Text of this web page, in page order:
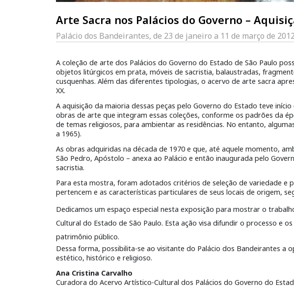
Arte Sacra nos Palácios do Governo –
Palácio dos Bandeirantes, de 23 de janeiro a 11 de março de
A coleção de arte dos Palácios do Governo do Estado de São Paulo
objetos litúrgicos em prata, móveis de sacristia, balaustradas,
cusquenhas. Além das diferentes tipologias, o acervo de arte sacra
XX.
A aquisição da maioria dessas peças pelo Governo do Estado teve
obras de arte que integram essas coleções, conforme os padrões da
de temas religiosos, para ambientar as residências. No entanto,
a 1965).
As obras adquiridas na década de 1970 e que, até aquele momento,
São Pedro, Apóstolo – anexa ao Palácio e então inaugurada pelo
sacristia.
Para esta mostra, foram adotados critérios de seleção de variedade
pertencem e as características particulares de seus locais de origem,
Dedicamos um espaço especial nesta exposição para mostrar o
Cultural do Estado de São Paulo. Esta ação visa difundir o processo e
patrimônio público.
Dessa forma, possibilita-se ao visitante do Palácio dos Bandeirantes a
estético, histórico e religioso.
Ana Cristina Carvalho
Curadora do Acervo Artístico-Cultural dos Palácios do Governo do